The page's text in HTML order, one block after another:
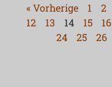
« Vorherige 1 2
12
13 14 15 16
24
25 26